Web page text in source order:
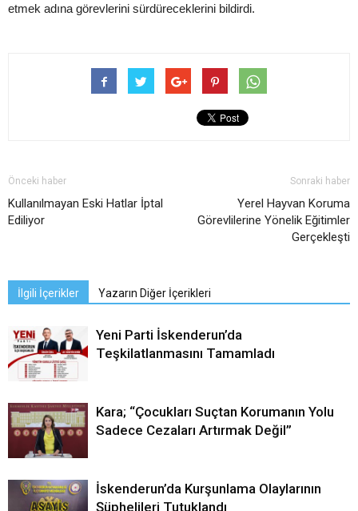
etmek adına görevlerini sürdüreceklerini bildirdi.
Önceki haber
Kullanılmayan Eski Hatlar İptal
Ediliyor
Sonraki haber
Yerel Hayvan Koruma
Görevlilerine Yönelik Eğitimler
Gerçekleşti
İlgili İçerikler Yazarın Diğer İçerikleri
Yeni Parti İskenderun’da
Teşkilatlanmasını Tamamladı
Kara; “Çocukları Suçtan Korumanın Yolu
Sadece Cezaları Artırmak Değil”
İskenderun’da Kurşunlama Olaylarının
Şüphelileri Tutuklandı